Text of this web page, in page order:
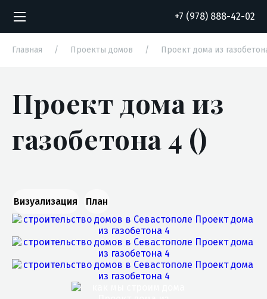
+7 (978) 888-42-02
Главная / Проекты домов / Проект дома из
Проект дома из
газобетона 4 ()
Визуализация План
данных
данных